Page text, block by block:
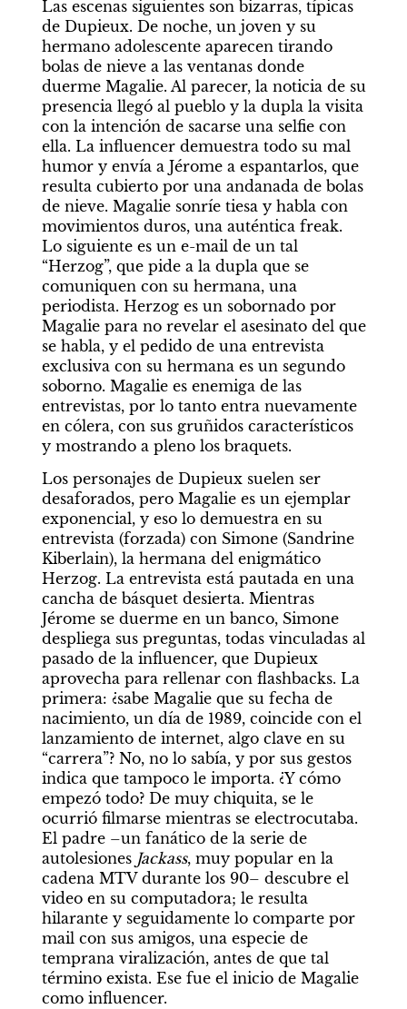
Las escenas siguientes son bizarras, típicas
de Dupieux. De noche, un joven y su
hermano adolescente aparecen tirando
bolas de nieve a las ventanas donde
duerme Magalie. Al parecer, la noticia de su
presencia llegó al pueblo y la dupla la visita
con la intención de sacarse una selfie con
ella. La influencer demuestra todo su mal
humor y envía a Jérome a espantarlos, que
resulta cubierto por una andanada de bolas
de nieve. Magalie sonríe tiesa y habla con
movimientos duros, una auténtica freak.
Lo siguiente es un e-mail de un tal
“Herzog”, que pide a la dupla que se
comuniquen con su hermana, una
periodista. Herzog es un sobornado por
Magalie para no revelar el asesinato del que
se habla, y el pedido de una entrevista
exclusiva con su hermana es un segundo
soborno. Magalie es enemiga de las
entrevistas, por lo tanto entra nuevamente
en cólera, con sus gruñidos característicos
y mostrando a pleno los braquets.
Los personajes de Dupieux suelen ser
desaforados, pero Magalie es un ejemplar
exponencial, y eso lo demuestra en su
entrevista (forzada) con Simone (Sandrine
Kiberlain), la hermana del enigmático
Herzog. La entrevista está pautada en una
cancha de básquet desierta. Mientras
Jérome se duerme en un banco, Simone
despliega sus preguntas, todas vinculadas al
pasado de la influencer, que Dupieux
aprovecha para rellenar con flashbacks. La
primera: ¿sabe Magalie que su fecha de
nacimiento, un día de 1989, coincide con el
lanzamiento de internet, algo clave en su
“carrera”? No, no lo sabía, y por sus gestos
indica que tampoco le importa. ¿Y cómo
empezó todo? De muy chiquita, se le
ocurrió filmarse mientras se electrocutaba.
El padre –un fanático de la serie de
autolesiones Jackass, muy popular en la
cadena MTV durante los 90– descubre el
video en su computadora; le resulta
hilarante y seguidamente lo comparte por
mail con sus amigos, una especie de
temprana viralización, antes de que tal
término exista. Ese fue el inicio de Magalie
como influencer.